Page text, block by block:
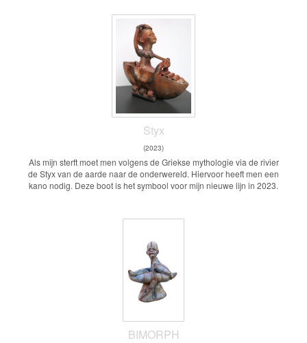
Styx
(2023)
Als mijn sterft moet men volgens de Griekse mythologie via de rivier
de Styx van de aarde naar de onderwereld. Hiervoor heeft men een
kano nodig. Deze boot is het symbool voor mijn nieuwe lijn in 2023.
BIMORPH